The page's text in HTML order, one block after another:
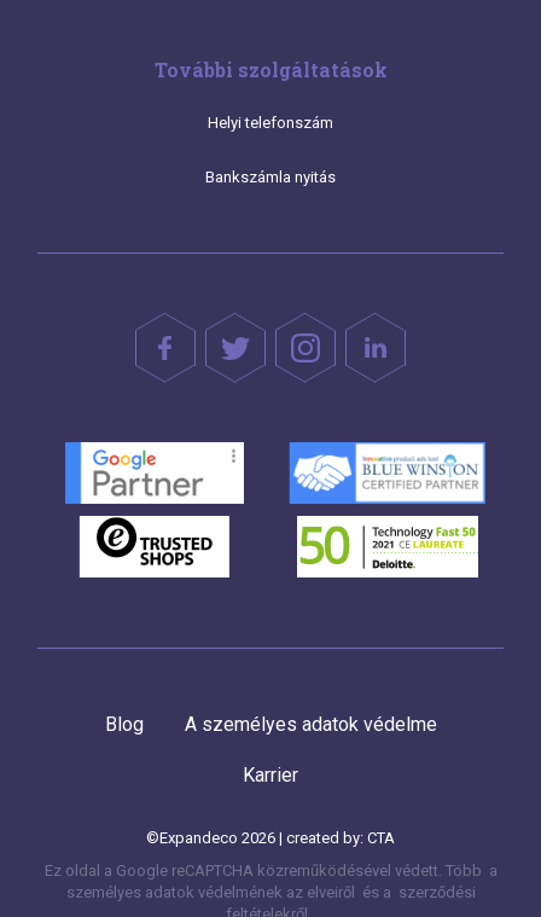
További szolgáltatások
Helyi telefonszám
Bankszámla nyitás
Blog A személyes adatok védelme
Karrier
©Expandeco 2026 | created by: CTA
Ez oldal a Google reCAPTCHA közreműködésével védett. Több a
személyes adatok védelmének az elveiről és a szerződési